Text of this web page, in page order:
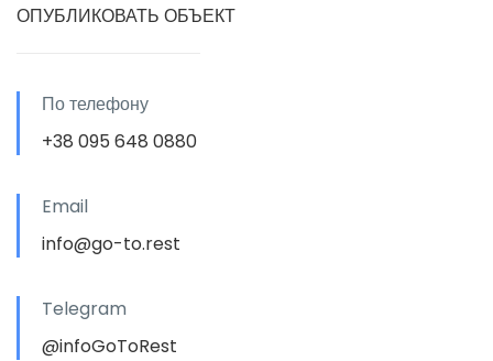
ОПУБЛИКОВАТЬ ОБЪЕКТ
По телефону
+38 095 648 0880
Email
info@go-to.rest
Telegram
@infoGoToRest